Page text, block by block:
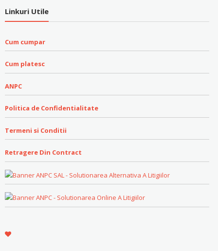
Linkuri Utile
Cum cumpar
Cum platesc
ANPC
Politica de Confidentialitate
Termeni si Conditii
Retragere Din Contract